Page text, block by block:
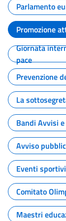
Parlamento
Promozione
Giornata
pace
Prevenzione
La
Bandi Avvisi
Avviso
Eventi
Comitato
Maestri